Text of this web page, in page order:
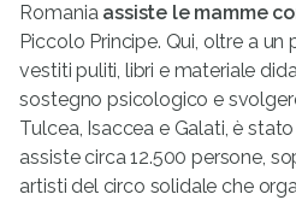
Romania assiste le mamme
Piccolo Principe. Qui, oltre a un
vestiti puliti, libri e materiale
sostegno psicologico e
Tulcea, Isaccea e Galati, è
assiste circa 12.500 persone,
artisti del circo solidale che